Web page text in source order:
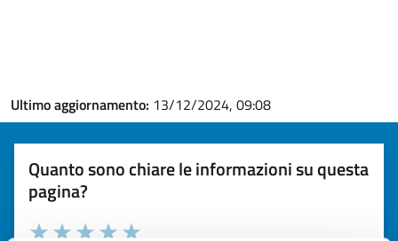
Ultimo aggiornamento: 13/12/2024, 09:08
Quanto sono chiare le informazioni su questa
pagina?
Valuta la chiarezza delle informazioni (da 1 a 5 stelle)
Seleziona il numero di stelle per valutare la chiarezza delle